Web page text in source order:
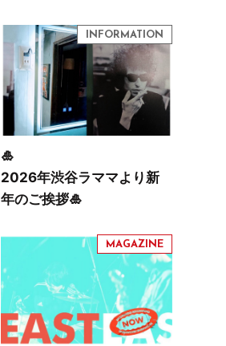
🎍
2026年渋谷ラママより新
年のご挨拶🎍